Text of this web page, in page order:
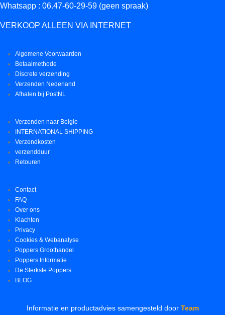
Whatsapp : 06.47-60-29-59 (geen spraak)
VERKOOP ALLEEN VIA INTERNET
Algemene Voorwaarden
Betaalmethode
Discrete verzending
Verzenden Nederland
Afhalen bij PostNL
Verzenden naar Belgie
INTERNATIONAL SHIPPING
Verzendkosten
verzendduur
Retouren
Contact
FAQ
Over ons
Klachten
Privacy
Cookies & Webanalyse
Poppers Groothandel
Poppers Informatie
De Sterkste Poppers
BLOG
Informatie en productadvies samengesteld door Team